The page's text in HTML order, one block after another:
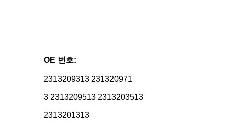
OE 번호:
2313209313 231320971
3 2313209513 2313203513
2313201313